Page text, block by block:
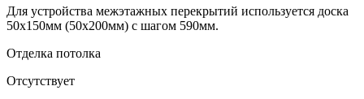
Для устройства межэтажных перекрытий используется доска
50х150мм (50х200мм) с шагом 590мм.
Отделка потолка
Отсутствует